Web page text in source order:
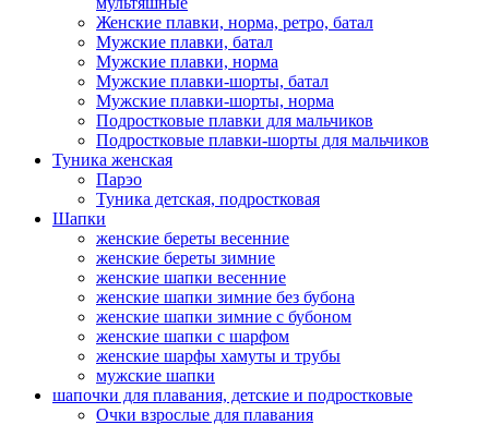
Женские плавки, норма, ретро, батал
Мужские плавки, батал
Мужские плавки, норма
Мужские плавки-шорты, батал
Мужские плавки-шорты, норма
Подростковые плавки для мальчиков
Подростковые плавки-шорты для мальчиков
Туникa женская
Парэо
Туника детская, подростковая
Шапки
женские береты весенние
женские береты зимние
женские шапки весенние
женские шапки зимние без бубона
женские шапки зимние с бубоном
женские шапки с шарфом
женские шарфы хамуты и трубы
мужские шапки
шапочки для плавания, детские и подростковые
Очки взрослые для плавания